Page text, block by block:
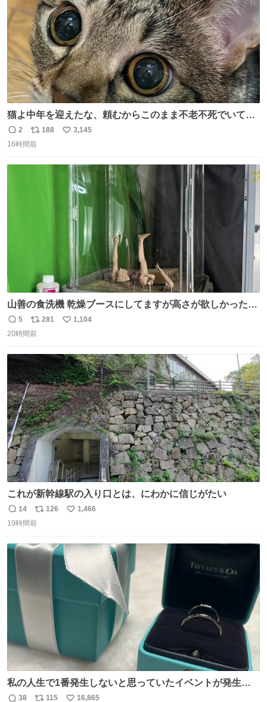
猫よ中年を迎えたな、頼むからこのまま不老不死でいてく
れ…と願ってから、いや人間の家族が死に絶えて猫だけこ
の世に置いていくなんてひどいことはできない…と思って
愛がられて困ることもなかろうなと思ったのでやっぱり猫
よ不老不死でいてくれ
返
信
2
リ
ポ
188
い
数
3,145
16時間前
山善の食洗機 乾燥ブースにしてますが高さが欲しかったの
でコレクションケースを置くだけのツルセコ改造 扉が手前
に開き天井の温度もしっかり上がるのでかなり使いやすく
返
信
5
リ
ポ
数
281
い
数
1,104
20時間前
これが新幹線駅の入り口とは、にわかに信じがたい
返
信
14
リ
ポ
ト
126
い
数
1,466
19時間前
私の人生で1番発生しないと思っていたイベントが発生し
ました
38 115 16,865